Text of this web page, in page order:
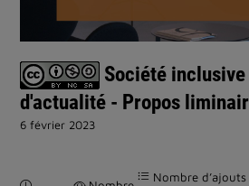
Société
d'actualité - Propos
6 février 2023
Nombre d’ajouts